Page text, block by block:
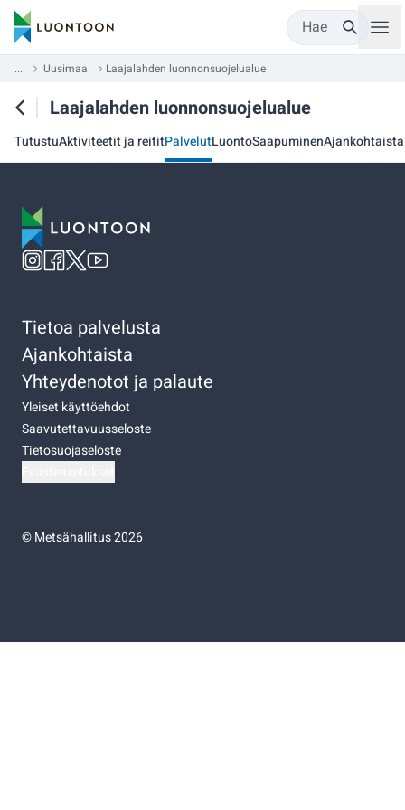
Hae
... Uusimaa Laajalahden luonnonsuojelualue
Laajalahden luonnonsuojelualue
TutustuAktiviteetit ja reititPalvelutLuontoSaapuminenAjankohtaista
Tietoa palvelusta
Ajankohtaista
Yhteydenotot ja palaute
Yleiset käyttöehdot
Saavutettavuusseloste
Tietosuojaseloste
©Metsähallitus 2026